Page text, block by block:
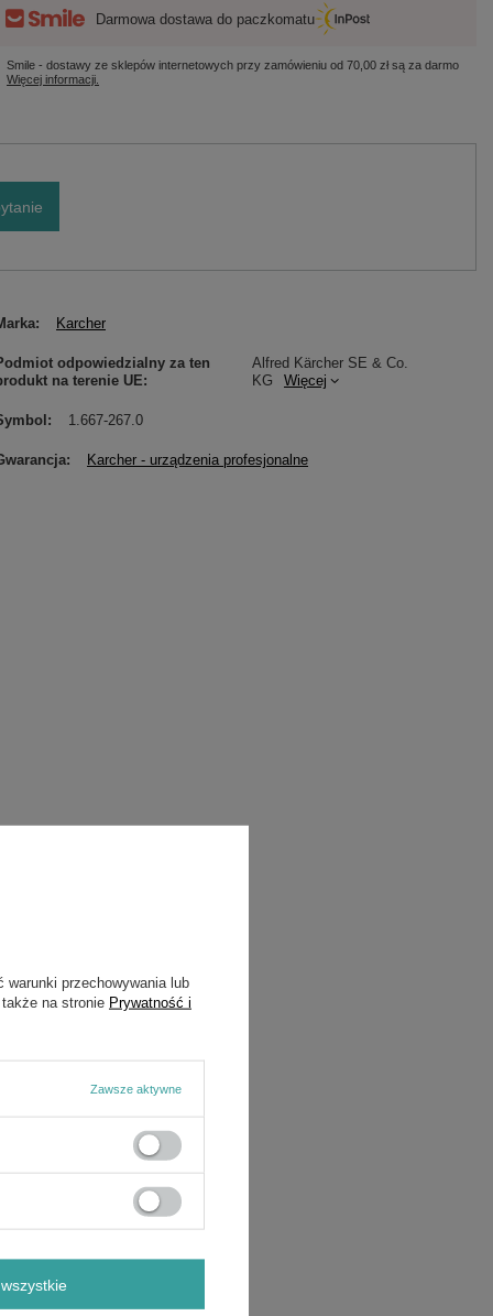
Darmowa dostawa do paczkomatu
Smile - dostawy ze sklepów internetowych przy zamówieniu od70,00 złsą za darmo
Więcej informacji.
Karcher
odpowiedzialny za ten
na terenie UE
Alfred Kärcher SE & Co.
KG
Więcej
1.667-267.0
Karcher - urządzenia profesjonalne
warunki przechowywania lub
na stronie Prywatność i
Zawsze aktywne